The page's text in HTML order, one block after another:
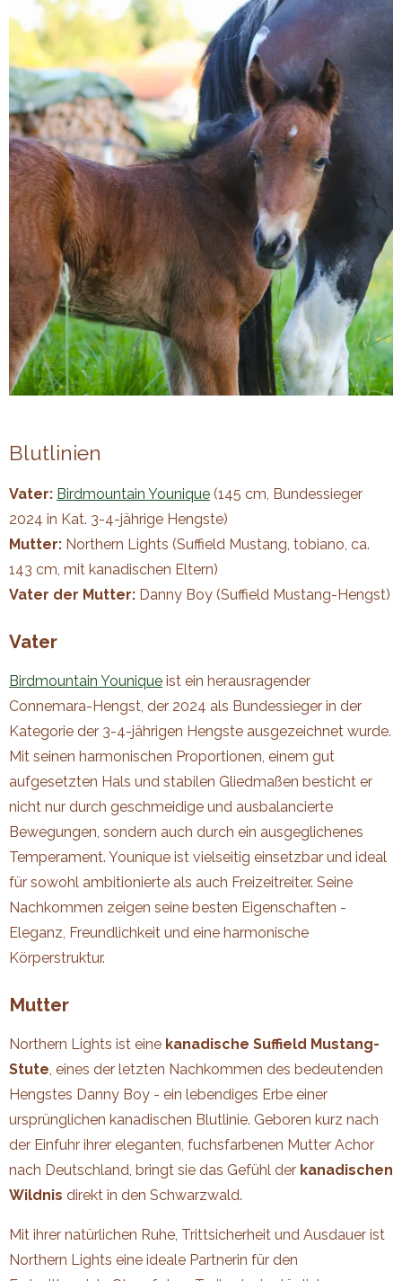
Blutlinien
Vater: Birdmountain Younique (145 cm, Bundessieger
2024 in Kat. 3-4-jährige Hengste)
Mutter: Northern Lights (Suffield Mustang, tobiano, ca.
143 cm, mit kanadischen Eltern)
Vater der Mutter: Danny Boy (Suffield Mustang-Hengst)
Vater
Birdmountain Younique ist ein herausragender
Connemara-Hengst, der 2024 als Bundessieger in der
Kategorie der 3-4-jährigen Hengste ausgezeichnet wurde.
Mit seinen harmonischen Proportionen, einem gut
aufgesetzten Hals und stabilen Gliedmaßen besticht er
nicht nur durch geschmeidige und ausbalancierte
Bewegungen, sondern auch durch ein ausgeglichenes
Temperament. Younique ist vielseitig einsetzbar und ideal
für sowohl ambitionierte als auch Freizeitreiter. Seine
Nachkommen zeigen seine besten Eigenschaften -
Eleganz, Freundlichkeit und eine harmonische
Körperstruktur.
Mutter
Northern Lights ist eine kanadische Suffield Mustang-
Stute, eines der letzten Nachkommen des bedeutenden
Hengstes Danny Boy - ein lebendiges Erbe einer
ursprünglichen kanadischen Blutlinie. Geboren kurz nach
der Einfuhr ihrer eleganten, fuchsfarbenen Mutter Achor
nach Deutschland, bringt sie das Gefühl der kanadischen
Wildnis direkt in den Schwarzwald.
Mit ihrer natürlichen Ruhe, Trittsicherheit und Ausdauer ist
Northern Lights eine ideale Partnerin für den